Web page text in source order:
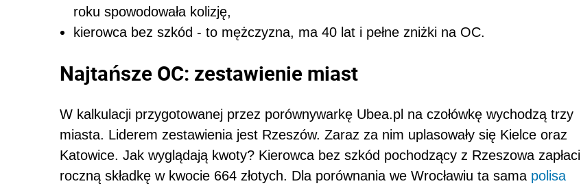
roku spowodowała kolizję,
kierowca bez szkód - to mężczyzna, ma 40 lat i pełne zniżki na OC.
Najtańsze OC: zestawienie miast
W kalkulacji przygotowanej przez porównywarkę Ubea.pl na czołówkę wychodzą trzy
miasta. Liderem zestawienia jest Rzeszów. Zaraz za nim uplasowały się Kielce oraz
Katowice. Jak wyglądają kwoty? Kierowca bez szkód pochodzący z Rzeszowa zapłaci
roczną składkę w kwocie 664 złotych. Dla porównania we Wrocławiu ta sama polisa